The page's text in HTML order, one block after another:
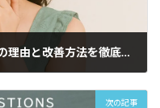
口臭の原因は？歯科でわかる口臭の理由と改善方法を徹底解説
次の記事